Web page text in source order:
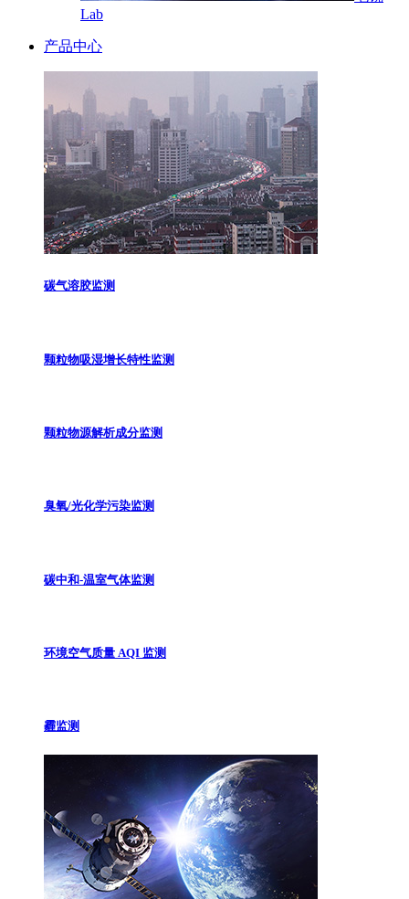
Lab
产品中心
碳气溶胶监测
颗粒物吸湿增长特性监测
颗粒物源解析成分监测
臭氧/光化学污染监测
碳中和-温室气体监测
环境空气质量 AQI 监测
霾监测